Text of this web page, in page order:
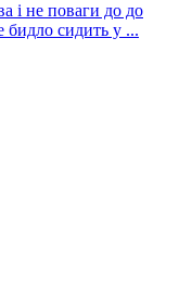
і не поваги до до
бидло сидить у ...